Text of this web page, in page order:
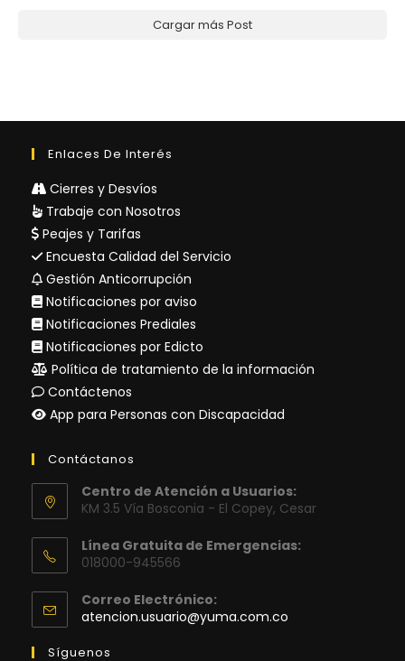
Cargar más Post
Enlaces De Interés
Cierres y Desvíos
Trabaje con Nosotros
Peajes y Tarifas
Encuesta Calidad del Servicio
Gestión Anticorrupción
Notificaciones por aviso
Notificaciones Prediales
Notificaciones por Edicto
Política de tratamiento de la información
Contáctenos
App para Personas con Discapacidad
Contáctanos
Centro de Atención a Usuarios:
KM 3.5 Vía Bosconia - El Copey, Cesar
Línea Gratuita de Emergencias:
018000-945566
Correo Electrónico:
atencion.usuario@yuma.com.co
Síguenos